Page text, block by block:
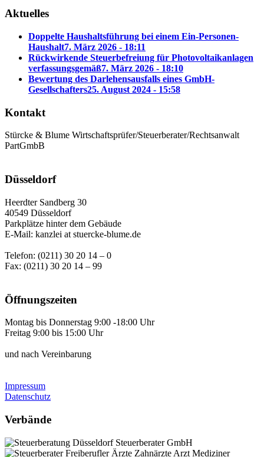
Aktuelles
Doppelte Haushaltsführung bei einem Ein-Personen-
Haushalt7. März 2026 - 18:11
Rückwirkende Steuerbefreiung für Photovoltaikanlagen
verfassungsgemäß7. März 2026 - 18:10
Bewertung des Darlehensausfalls eines GmbH-
Gesellschafters25. August 2024 - 15:58
Kontakt
Stürcke & Blume Wirtschaftsprüfer/Steuerberater/Rechtsanwalt
PartGmbB
Düsseldorf
Heerdter Sandberg 30
40549 Düsseldorf
Parkplätze hinter dem Gebäude
E-Mail: kanzlei at stuercke-blume.de
Telefon: (0211) 30 20 14 – 0
Fax: (0211) 30 20 14 – 99
Öffnungszeiten
Montag bis Donnerstag 9:00 -18:00 Uhr
Freitag 9:00 bis 15:00 Uhr
und nach Vereinbarung
Impressum
Datenschutz
Verbände